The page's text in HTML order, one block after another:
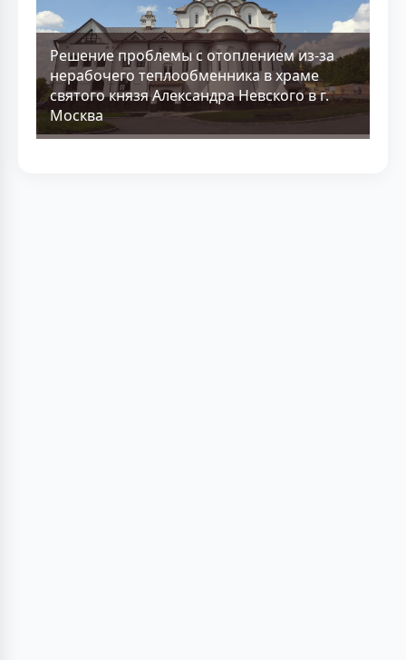
Решение проблемы с отоплением из-за
нерабочего теплообменника в храме
святого князя Александра Невского в г.
Москва